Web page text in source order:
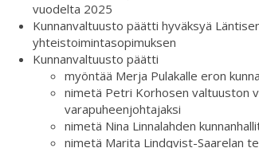
vuodelta 2025
Kunnanvaltuusto päätti hyväksyä
yhteistoimintasopimuksen
Kunnanvaltuusto päätti
myöntää Merja Pulakalle eron
nimetä Petri Korhosen valtuuston
varapuheenjohtajaksi
nimetä Nina Linnalahden
nimetä Marita Lindqvist-Saarelan